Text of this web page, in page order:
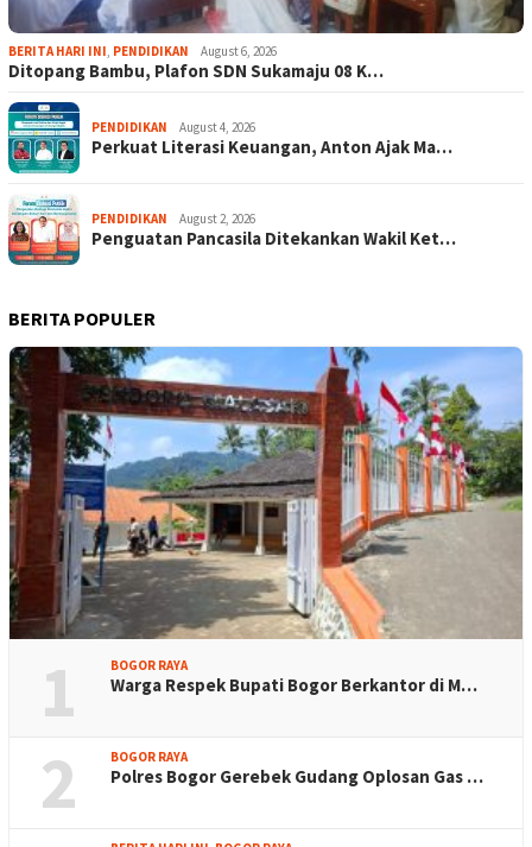
BERITA HARI INI, PENDIDIKAN August 6, 2026
Ditopang Bambu, Plafon SDN Sukamaju 08 K…
PENDIDIKAN August 4, 2026
Perkuat Literasi Keuangan, Anton Ajak Ma…
PENDIDIKAN August 2, 2026
Penguatan Pancasila Ditekankan Wakil Ket…
BERITA POPULER
1 BOGOR RAYA
Warga Respek Bupati Bogor Berkantor di M…
2 BOGOR RAYA
Polres Bogor Gerebek Gudang Oplosan Gas …